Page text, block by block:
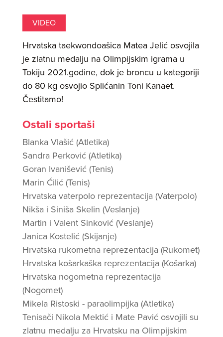
VIDEO
Hrvatska taekwondoašica Matea Jelić osvojila
je zlatnu medalju na Olimpijskim igrama u
Tokiju 2021.godine, dok je broncu u kategoriji
do 80 kg osvojio Splićanin Toni Kanaet.
Čestitamo!
Ostali sportaši
Blanka Vlašić (Atletika)
Sandra Perković (Atletika)
Goran Ivanišević (Tenis)
Marin Ćilić (Tenis)
Hrvatska vaterpolo reprezentacija (Vaterpolo)
Nikša i Siniša Skelin (Veslanje)
Martin i Valent Sinković (Veslanje)
Janica Kostelić (Skijanje)
Hrvatska rukometna reprezentacija (Rukomet)
Hrvatska košarkaška reprezentacija (Košarka)
Hrvatska nogometna reprezentacija
(Nogomet)
Mikela Ristoski - paraolimpijka (Atletika)
Tenisači Nikola Mektić i Mate Pavić osvojili su
zlatnu medalju za Hrvatsku na Olimpijskim